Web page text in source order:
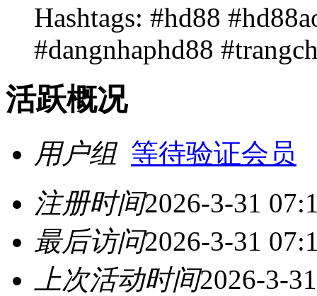
Hashtags: #hd88
#dangnhaphd88
活跃概况
用户组 等待验证会员
注册时间2026-3-31
最后访问2026-3-31
上次活动时间2026-3-